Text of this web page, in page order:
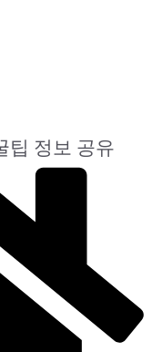
팁 정보 공유